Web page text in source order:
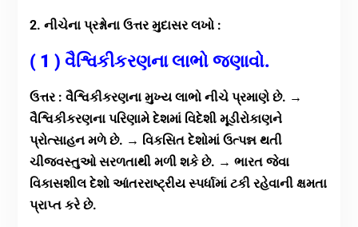
2. નીચેના પ્રશ્નોના ઉત્તર મુદાસર લખો :
( 1 ) વૈશ્વિકીકરણના લાભો જણાવો.
ઉત્તર : વૈશ્વિકીકરણના મુખ્ય લાભો નીચે પ્રમાણે છે. →
વૈશ્વિકીકરણના પરિણામે દેશમાં વિદેશી મૂડીરોકાણને
પ્રોત્સાહન મળે છે. → વિકસિત દેશોમાં ઉત્પન્ન થતી
ચીજવસ્તુઓ સરળતાથી મળી શકે છે. → ભારત જેવા
વિકાસશીલ દેશો આંતરરાષ્ટ્રીય સ્પર્ધામાં ટકી રહેવાની ક્ષમતા
પ્રાપ્ત કરે છે.